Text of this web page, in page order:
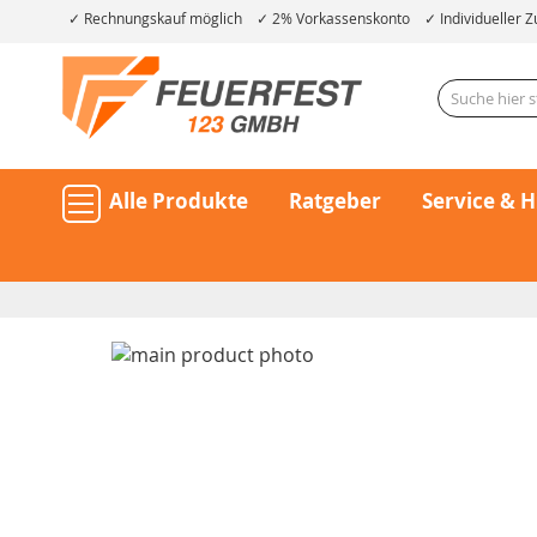
Rechnungskauf möglich 2% Vorkassenskonto Individueller
Alle Produkte Ratgeber Service &
Skip